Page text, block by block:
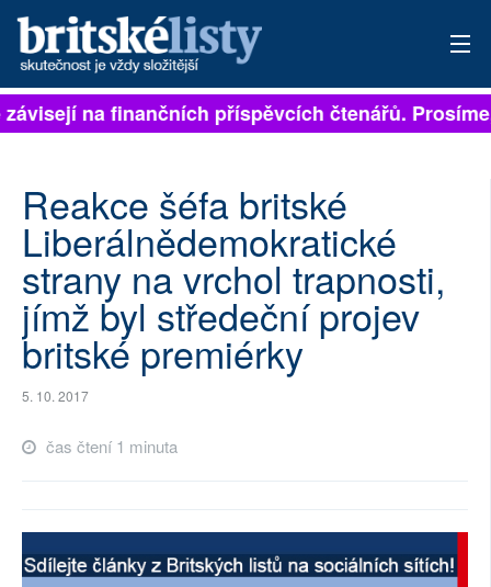
PŘIHLÁSIT
ARCHIV
ROZHOVORY
TÉMATA
NEJČTENĚJŠÍ ZA 7 DNÍ
RUBRIKY
na finančních příspěvcích čtenářů.
Reakce šéfa britské
Liberálnědemokratické
strany na vrchol trapnosti,
jímž byl středeční projev
britské premiérky
5. 10. 2017
čas čtení 1 minuta